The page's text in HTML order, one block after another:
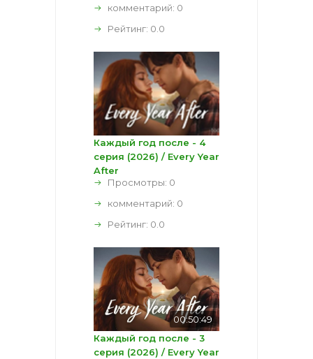
комментарий: 0
Рейтинг: 0.0
Каждый год после - 4
серия (2026) / Every Year
After
Просмотры: 0
комментарий: 0
Рейтинг: 0.0
00:50:49
Каждый год после - 3
серия (2026) / Every Year